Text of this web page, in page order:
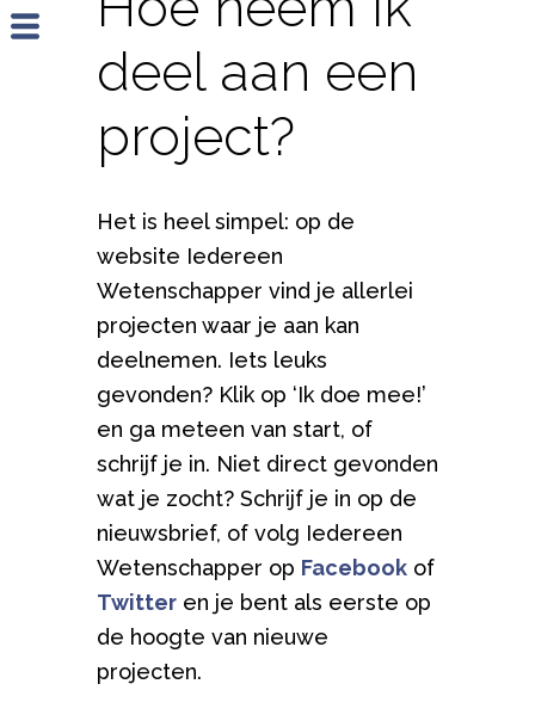
Jump to navigation
deel aan een
project?
Het is heel simpel: op de
website Iedereen
Wetenschapper vind je allerlei
projecten waar je aan kan
deelnemen. Iets leuks
gevonden? Klik op ‘Ik doe mee!’
en ga meteen van start, of
schrijf je in. Niet direct gevonden
wat je zocht? Schrijf je in op de
nieuwsbrief, of volg Iedereen
Wetenschapper op Facebookof
Twitteren je bent als eerste op
de hoogte van nieuwe
projecten.